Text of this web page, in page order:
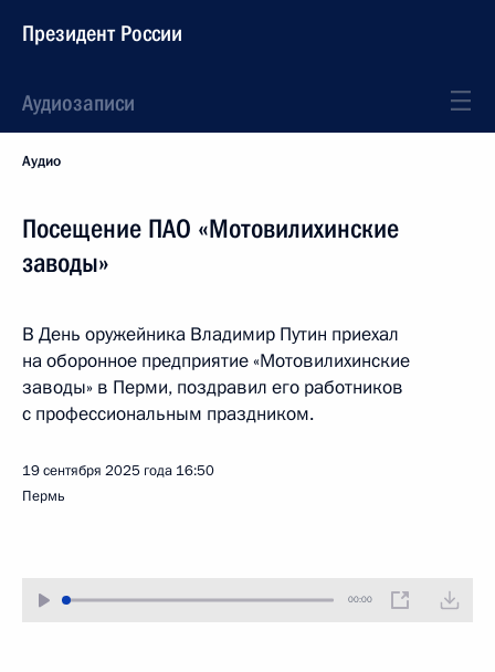
Президент России
Аудиозаписи
Аудио
Посещение ПАО «Мотовилихинские
заводы»
В День оружейника Владимир Путин приехал
на оборонное предприятие «Мотовилихинские
заводы» в Перми, поздравил его работников
с профессиональным праздником.
19 сентября 2025 года 16:50
Пермь
00:00